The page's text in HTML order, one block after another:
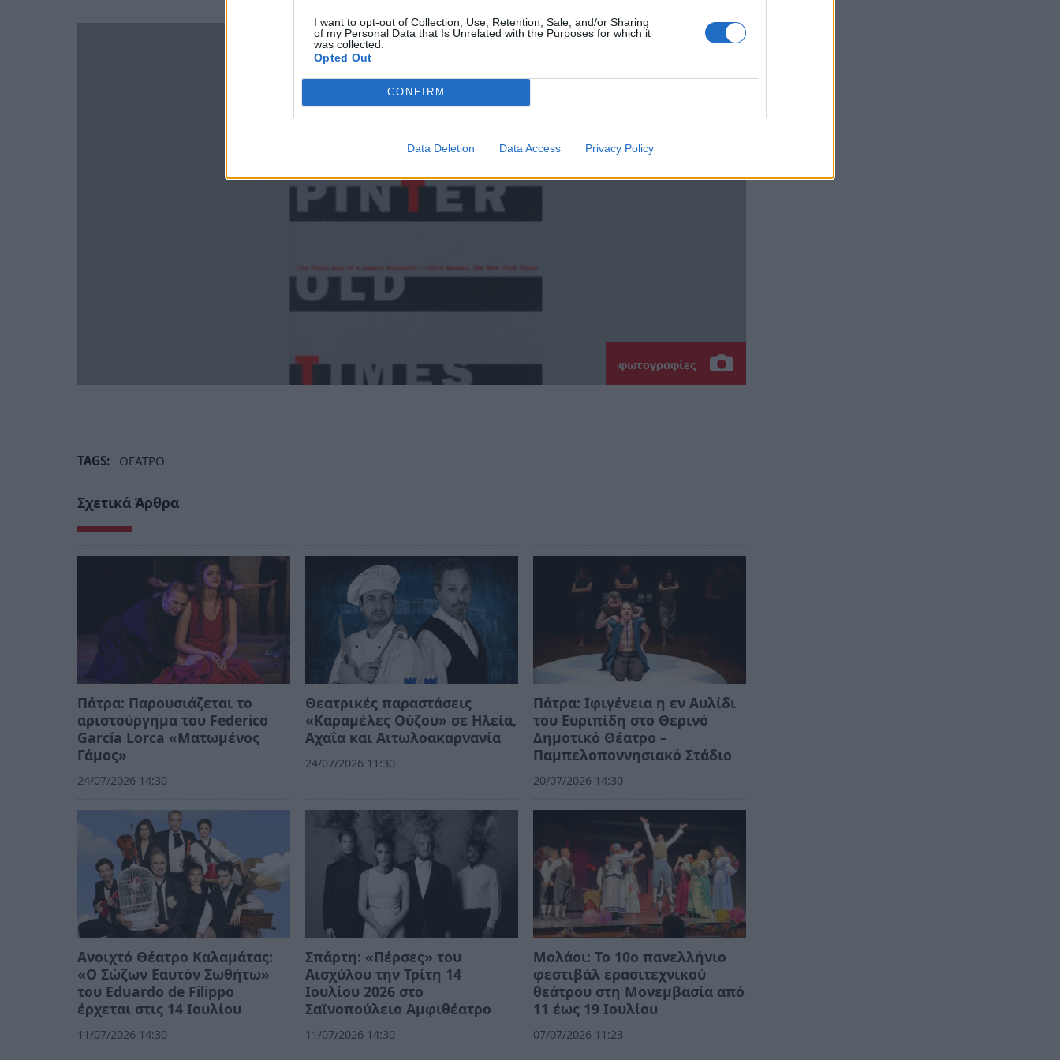
I want to opt-out of Collection, Use, Retention, Sale, and/or Sharing
of my Personal Data that Is Unrelated with the Purposes for which it
was collected.
Opted Out
CONFIRM
Data Deletion Data Access Privacy Policy
φωτογραφίες
TAGS: ΘΕΑΤΡΟ
Σχετικά Άρθρα
Πάτρα: Παρουσιάζεται το
αριστούργημα του Federico
García Lorca «Ματωμένος
Γάμος»
24/07/2026 14:30
Θεατρικές παραστάσεις
«Καραμέλες Ούζου» σε Ηλεία,
Αχαΐα και Αιτωλοακαρνανία
24/07/2026 11:30
Πάτρα: Ιφιγένεια η εν Αυλίδι
του Ευριπίδη στο Θερινό
Δημοτικό Θέατρο –
Παμπελοποννησιακό Στάδιο
20/07/2026 14:30
Ανοιχτό Θέατρο Καλαμάτας:
«Ο Σώζων Εαυτόν Σωθήτω»
του Eduardo de Filippo
έρχεται στις 14 Ιουλίου
11/07/2026 14:30
Σπάρτη: «Πέρσες» του
Αισχύλου την Τρίτη 14
Ιουλίου 2026 στο
Σαϊνοπούλειο Αμφιθέατρο
11/07/2026 14:30
Μολάοι: Το 10ο πανελλήνιο
φεστιβάλ ερασιτεχνικού
θεάτρου στη Μονεμβασία από
11 έως 19 Ιουλίου
07/07/2026 11:23